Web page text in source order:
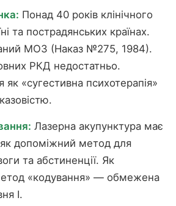
Понад 40 років клінічного
та пострадянських країнах.
МОЗ (Наказ №275, 1984).
РКД недостатньо.
як «сугестивна психотерапія»
Лазерна акупунктура має
як допоміжний метод для
та абстиненції. Як
«кодування» — обмежена
I.